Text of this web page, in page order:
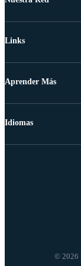
Links
Aprender Más
© 2026
Idiomas